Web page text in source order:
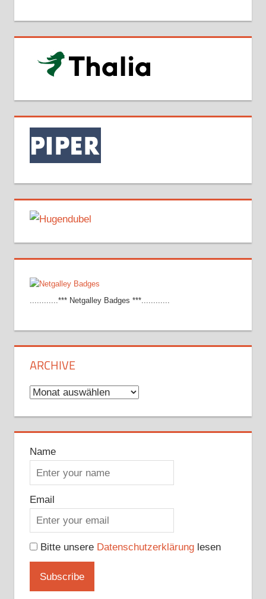
............*** Netgalley Badges ***............
ARCHIVE
Archive
Name
Email
Bitte unsere Datenschutzerklärunglesen